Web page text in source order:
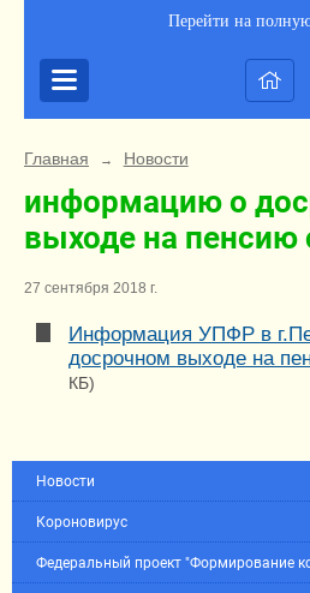
Перейти на
Главная → Новости
информацию о
выходе на пенсию
27 сентября 2018 г.
Информация УПФР в
досрочном выходе на
КБ)
Новости
Короновирус
Федеральный проект "Формирование